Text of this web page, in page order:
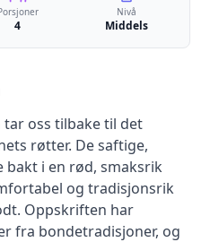
4
Nivå
Middels
tar oss tilbake til det
røtter. De saftige,
i en rød, smaksrik
og tradisjonsrik
Oppskriften har
fra bondetradisjoner, og